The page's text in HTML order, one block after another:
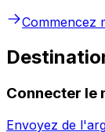
Commencez
Connecter le
Envoyez de